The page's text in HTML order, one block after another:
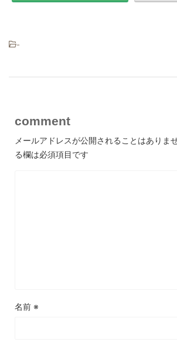
-
comment
メールアドレスが公開されることはありませ
る欄は必須項目です
名前 ※